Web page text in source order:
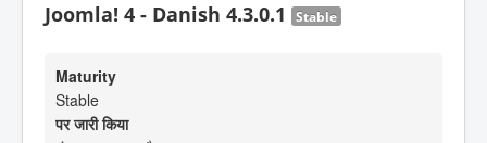
Joomla! 4 - Danish 4.3.0.1 Stable
Maturity
Stable
पर जारी किया